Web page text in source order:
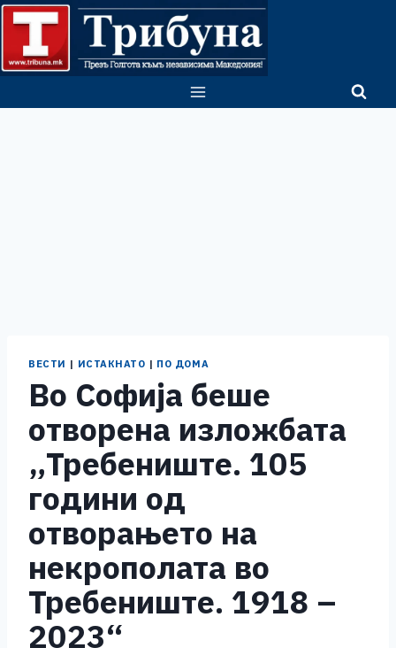
Skip
content
ВЕСТИ | ИСТАКНАТО | ПО ДОМА
Во Софија беше
отворена изложбата
„Требениште. 105
години од
отворањето на
некрополата во
Требениште. 1918 –
2023“